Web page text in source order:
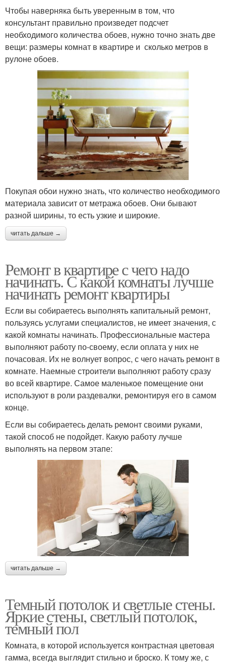
Чтобы наверняка быть уверенным в том, что
консультант правильно произведет подсчет
необходимого количества обоев, нужно точно знать две
вещи: размеры комнат в квартире и сколько метров в
рулоне обоев.
Покупая обои нужно знать, что количество необходимого
материала зависит от метража обоев. Они бывают
разной ширины, то есть узкие и широкие.
читать дальше →
Ремонт в квартире с чего надо
начинать. С какой комнаты лучше
начинать ремонт квартиры
Если вы собираетесь выполнять капитальный ремонт,
пользуясь услугами специалистов, не имеет значения, с
какой комнаты начинать. Профессиональные мастера
выполняют работу по-своему, если оплата у них не
почасовая. Их не волнует вопрос, с чего начать ремонт в
комнате. Наемные строители выполняют работу сразу
во всей квартире. Самое маленькое помещение они
используют в роли раздевалки, ремонтируя его в самом
конце.
Если вы собираетесь делать ремонт своими руками,
такой способ не подойдет. Какую работу лучше
выполнять на первом этапе:
читать дальше →
Темный потолок и светлые стены.
Яркие стены, светлый потолок,
темный пол
Комната, в которой используется контрастная цветовая
гамма, всегда выглядит стильно и броско. К тому же, с